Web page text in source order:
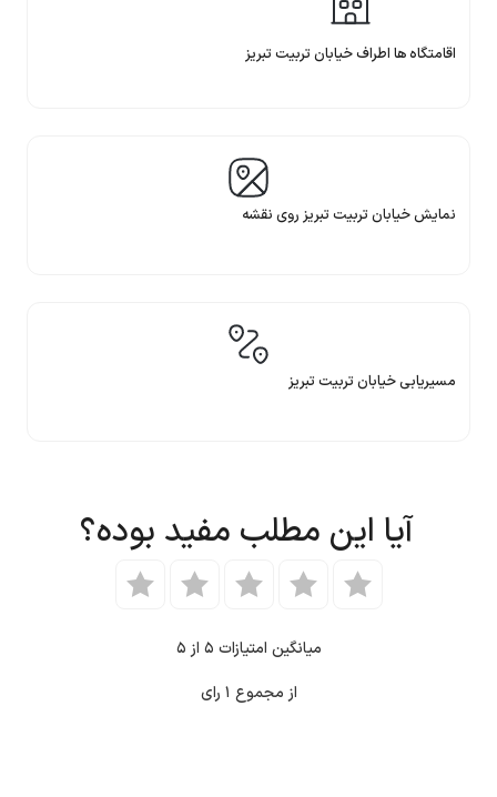
اقامتگاه ها اطراف خیابان تربیت تبریز
نمایش خیابان تربیت تبریز روی نقشه
مسیریابی خیابان تربیت تبریز
آیا این مطلب مفید بوده؟
میانگین امتیازات ۵ از ۵
از مجموع ۱ رای